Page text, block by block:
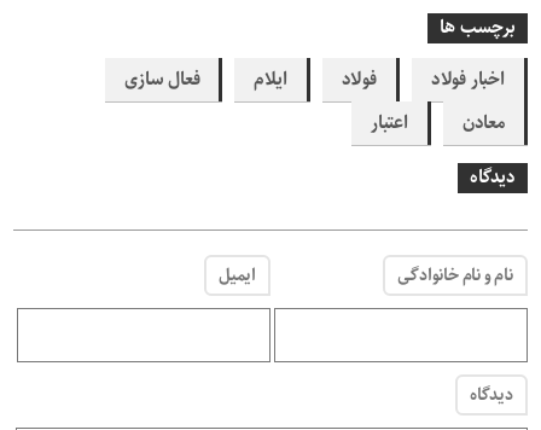
برچسب ها
اخبار فولاد
فولاد ایلام
فعال سازی
معادن
اعتبار
دیدگاه
نام و نام خانوادگی ایمیل
دیدگاه